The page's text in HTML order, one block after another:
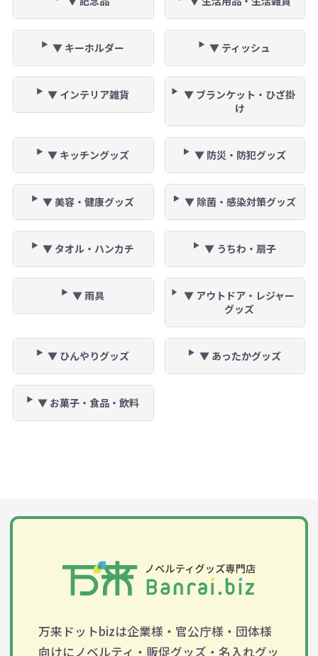
▼ キーホルダー ▼ ティッシュ
▼ インテリア雑貨
▼ ブランケット・ひざ掛
け
▼ キッチングッズ ▼ 防災・防犯グッズ
▼ 美容・健康グッズ ▼ 除菌・感染対策グッズ
▼ タオル・ハンカチ ▼ うちわ・扇子
▼ 雨具
▼ アウトドア・レジャー
グッズ
▼ ひんやりグッズ ▼ あったかグッズ
▼ お菓子・食品・飲料
万来ドットbizは企業様・官公庁様・団体様
向けにノベルティ・販促グッズ・名入れグッ